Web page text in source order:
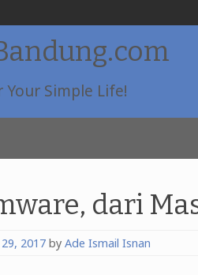
Simple Life!
dari
29, 2017 by Ade Ismail Isnan